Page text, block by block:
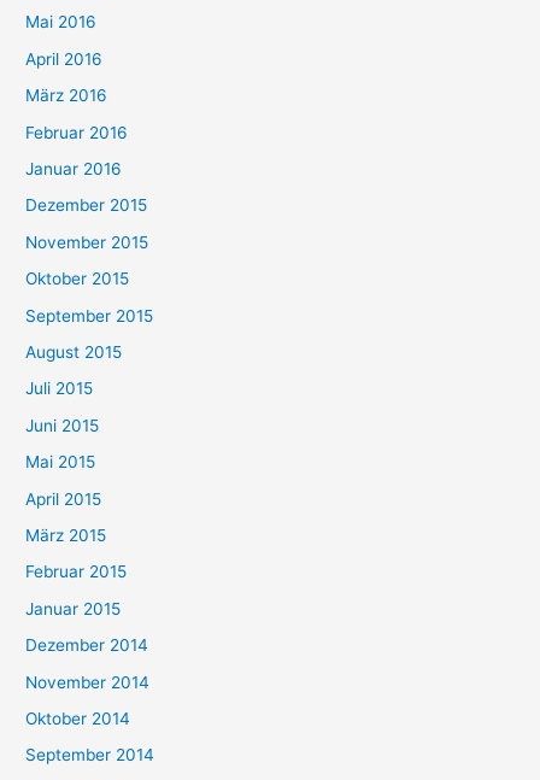
Mai 2016
April 2016
März 2016
Februar 2016
Januar 2016
Dezember 2015
November 2015
Oktober 2015
September 2015
August 2015
Juli 2015
Juni 2015
Mai 2015
April 2015
März 2015
Februar 2015
Januar 2015
Dezember 2014
November 2014
Oktober 2014
September 2014